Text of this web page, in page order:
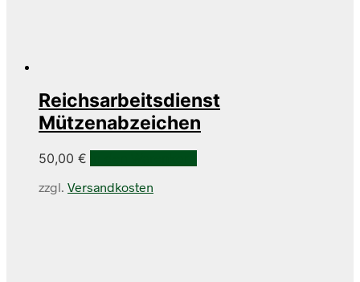
Reichsarbeitsdienst
Mützenabzeichen
50,00 €
zzgl. Versandkosten